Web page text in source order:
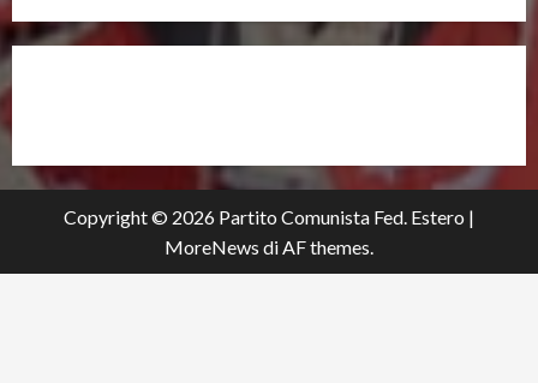
Copyright © 2026 Partito Comunista Fed. Estero |
MoreNews di AF themes.